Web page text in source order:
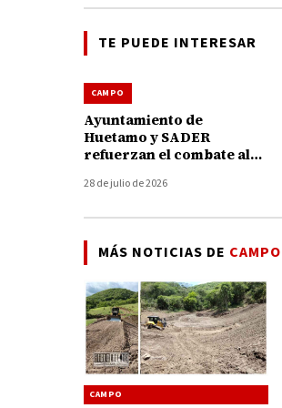
TE PUEDE INTERESAR
CAMPO
Ayuntamiento de
Huetamo y SADER
refuerzan el combate al
brigadas y kits gratuitos
28 de julio de 2026
MÁS NOTICIAS DE CAMPO
CAMPO